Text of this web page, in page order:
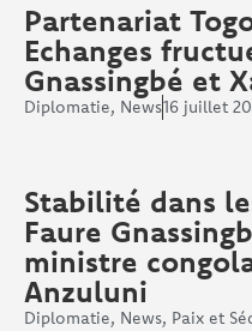
Partenariat
Echanges
Gnassingbé et
Diplomatie, News16 juillet
Stabilité dans
Faure
ministre
Anzuluni
Diplomatie, News, Paix et